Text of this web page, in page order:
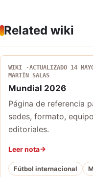
Related wiki
WIKI ACTUALIZADO 14
MARTÍN SALAS
Mundial 2026
Página de referencia
sedes, formato,
editoriales.
Leer nota
Fútbol internacional